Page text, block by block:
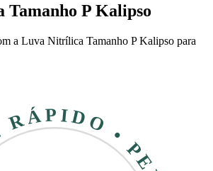
P Kalipso
a Luva Nitrílica Tamanho P Kalipso para